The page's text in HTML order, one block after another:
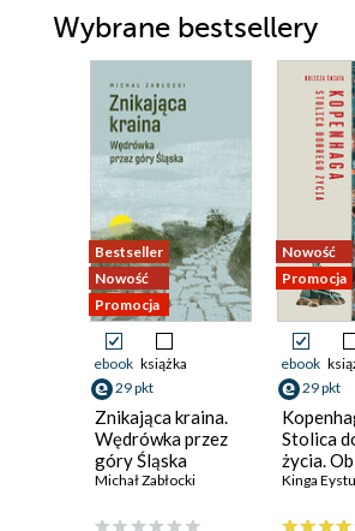
Wybrane bestsellery
Bestseller
Nowość
Promocja
ebook książka
29 pkt
Znikająca kraina.
Wędrówka przez
góry Śląska
Michał Zabłocki
Nowość
Promocja
ebook
29 pkt
Stolica
życia.
świata
Kinga